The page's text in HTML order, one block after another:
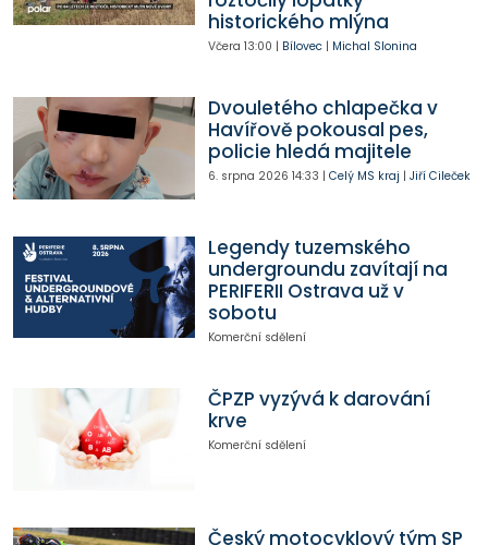
historického mlýna
Včera 13:00 | Bílovec| Michal Slonina
Dvouletého chlapečka v
Havířově pokousal pes,
policie hledá majitele
6. srpna 2026 14:33 | Celý MS kraj | Jiří Cileček
Legendy tuzemského
undergroundu zavítají na
PERIFERII Ostrava už v
sobotu
Komerční sdělení
ČPZP vyzývá k darování
krve
Komerční sdělení
Český motocyklový tým SP